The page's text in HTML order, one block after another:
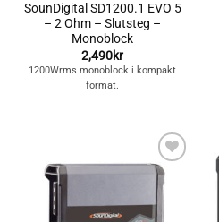
SounDigital SD1200.1 EVO 5
– 2 Ohm – Slutsteg –
Monoblock
2,490kr
1200Wrms monoblock i kompakt
format.
Lägg till i
önskelistan